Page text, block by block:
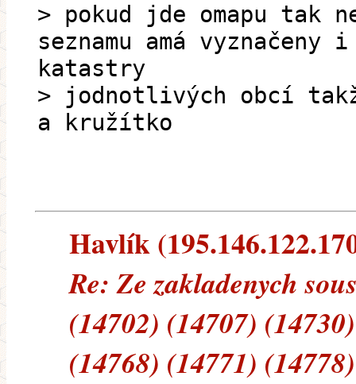
> pokud jde omapu tak
seznamu amá vyznačeny i
katastry
> jodnotlivých obcí
a kružítko
Havlík
Re: Ze zakladenych
(14702) (14707)
(14768) (14771) (14778)